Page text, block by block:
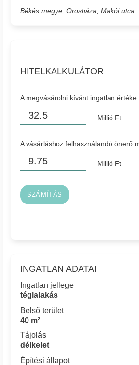
Békés megye, Orosháza, Makói utca
HITELKALKULÁTOR
A megvásárolni kívánt ingatlan értéke:
Millió Ft
A vásárláshoz felhasználandó önerő
Millió Ft
SZÁMÍTÁS
INGATLAN ADATAI
Ingatlan jellege
téglalakás
Belső terület
40 m²
Tájolás
délkelet
Építési állapot